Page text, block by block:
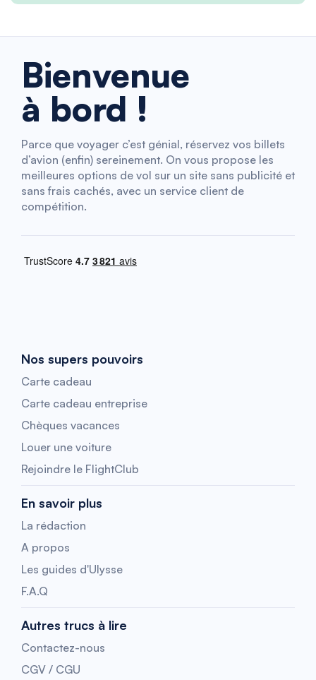
Bienvenue
à bord !
Parce que voyager c’est génial, réservez vos billets
d’avion (enfin) sereinement. On vous propose les
meilleures options de vol sur un site sans publicité et
sans frais cachés, avec un service client de
compétition.
Nos supers pouvoirs
Carte cadeau
Carte cadeau entreprise
Chèques vacances
Louer une voiture
Rejoindre le FlightClub
En savoir plus
La rédaction
A propos
Les guides d'Ulysse
F.A.Q
Autres trucs à lire
Contactez-nous
CGV / CGU